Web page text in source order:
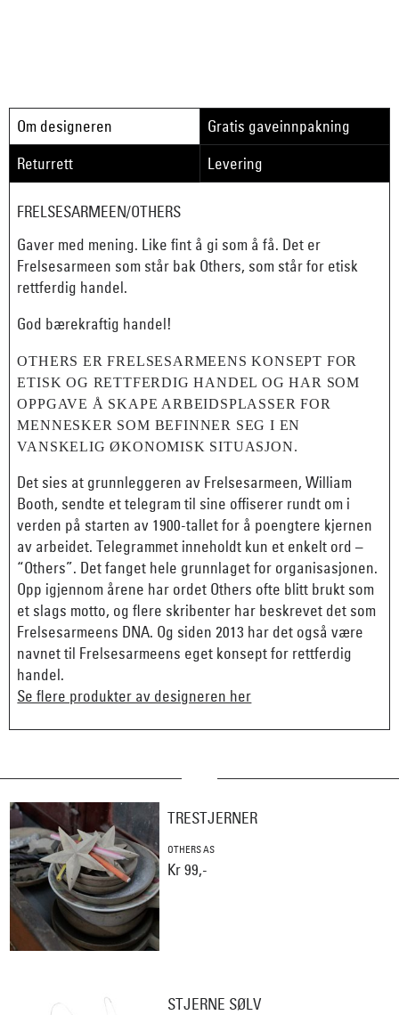
Om designeren
Gratis gaveinnpakning
Returrett
Levering
FRELSESARMEEN/OTHERS
Gaver med mening. Like fint å gi som å få. Det er
Frelsesarmeen som står bak Others, som står for etisk
rettferdig handel.
God bærekraftig handel!
OTHERS ER FRELSESARMEENS KONSEPT FOR
ETISK OG RETTFERDIG HANDEL OG HAR SOM
OPPGAVE Å SKAPE ARBEIDSPLASSER FOR
MENNESKER SOM BEFINNER SEG I EN
VANSKELIG ØKONOMISK SITUASJON.
Det sies at grunnleggeren av Frelsesarmeen, William
Booth, sendte et telegram til sine offiserer rundt om i
verden på starten av 1900-tallet for å poengtere kjernen
av arbeidet. Telegrammet inneholdt kun et enkelt ord –
“Others”. Det fanget hele grunnlaget for organisasjonen.
Opp igjennom årene har ordet Others ofte blitt brukt som
et slags motto, og flere skribenter har beskrevet det som
Frelsesarmeens DNA. Og siden 2013 har det også være
navnet til Frelsesarmeens eget konsept for rettferdig
handel.
Se flere produkter av designeren her
TRESTJERNER
OTHERS AS
Kr 99,-
STJERNE SØLV